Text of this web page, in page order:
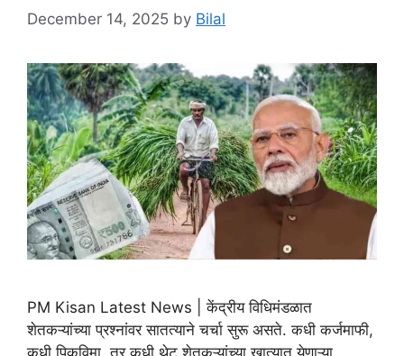
December 14, 2025 by Bilal
PM Kisan Latest News | केंद्रीय विधिमंडळात
शेतकऱ्यांच्या प्रश्नांवर सातत्याने चर्चा सुरू असते. कधी कर्जमाफी,
कधी पिकविमा, तर कधी थेट शेतकऱ्यांच्या खात्यात येणाऱ्या